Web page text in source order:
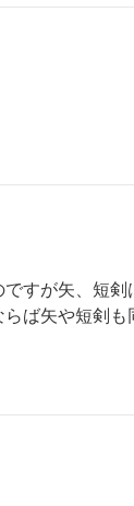
すが矢、短
ば矢や短剣